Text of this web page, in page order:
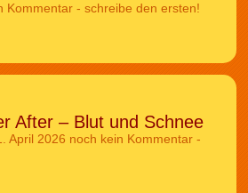
Kommentar - schreibe den ersten!
After – Blut und Schnee
April 2026 noch kein Kommentar -